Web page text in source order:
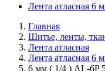
Лента атласная 6
Главная
Шитье, ленты,
Лента атласная
Лента атласная 6
6 мм ( 1/4 ) AL-6P